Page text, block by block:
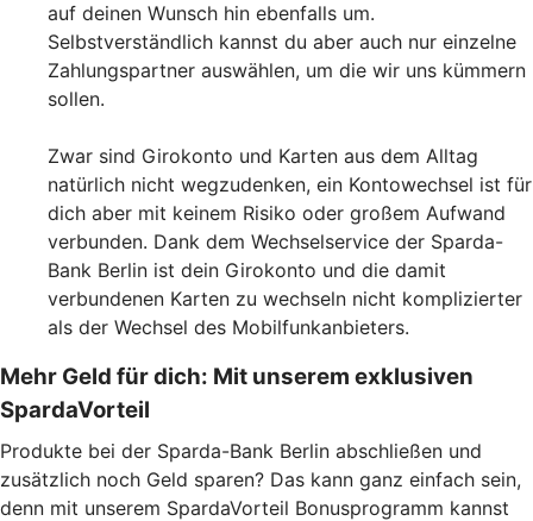
auf deinen Wunsch hin ebenfalls um.
Selbstverständlich kannst du aber auch nur einzelne
Zahlungspartner auswählen, um die wir uns kümmern
sollen.
Zwar sind Girokonto und Karten aus dem Alltag
natürlich nicht wegzudenken, ein Kontowechsel ist für
dich aber mit keinem Risiko oder großem Aufwand
verbunden. Dank dem Wechselservice der Sparda-
Bank Berlin ist dein Girokonto und die damit
verbundenen Karten zu wechseln nicht komplizierter
als der Wechsel des Mobilfunkanbieters.
Mehr Geld für dich: Mit unserem exklusiven
SpardaVorteil
Produkte bei der Sparda-Bank Berlin abschließen und
zusätzlich noch Geld sparen? Das kann ganz einfach sein,
denn mit unserem SpardaVorteil Bonusprogramm kannst